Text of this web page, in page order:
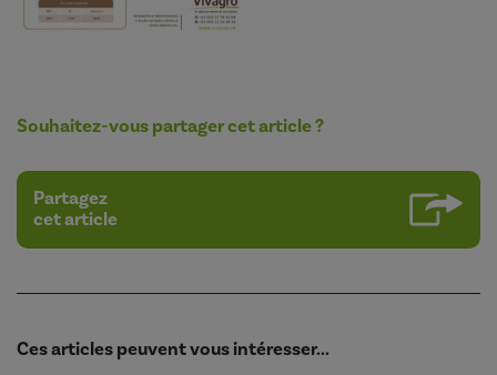
Souhaitez-vous partager cet article ?
Partagez
cet article
Ces articles peuvent vous intéresser...